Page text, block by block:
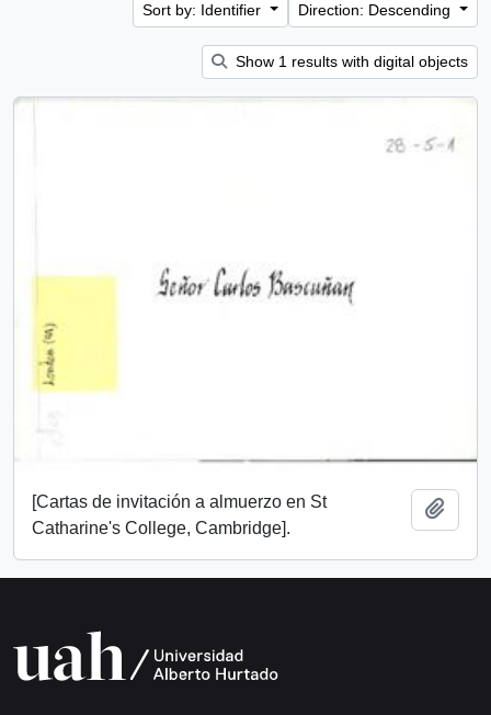
Sort by: Identifier
Direction: Descending
Show 1 results with digital objects
[Cartas de invitación a almuerzo en St
Catharine's College, Cambridge].